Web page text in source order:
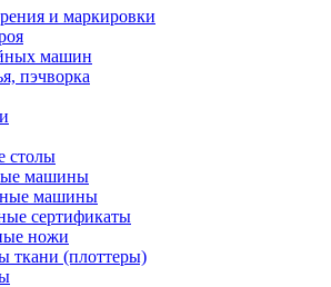
и маркировки
машин
пэчворка
столы
машины
машины
сертификаты
ножи
ткани (плоттеры)